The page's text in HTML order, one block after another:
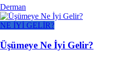
Derman
NE İYİ GELİR?
Üşümeye Ne İyi Gelir?